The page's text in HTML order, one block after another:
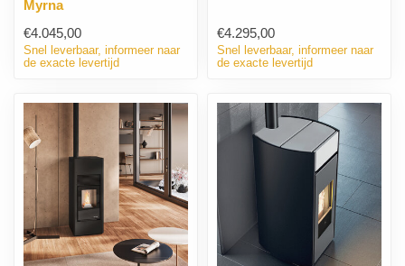
Myrna
€4.045,00
Snel leverbaar, informeer naar
de exacte levertijd
€4.295,00
Snel leverbaar, informeer naar
de exacte levertijd